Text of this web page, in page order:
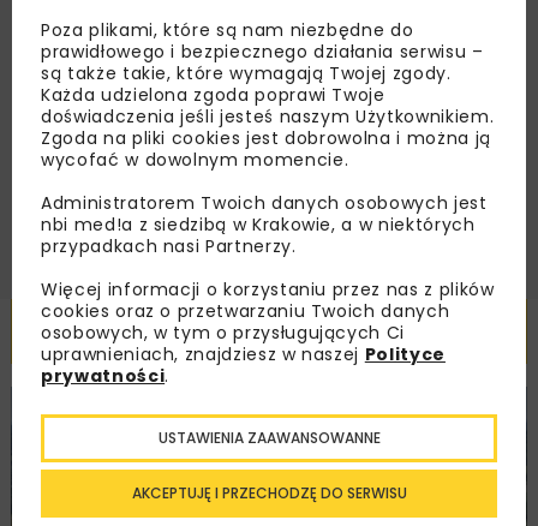
Zapoznałam/em się zPolityką Prywatnościi
Regulaminemoraz wyrażam zgodę na otrzymywanie na
podany przeze mnie adres e-mail korespondencji
handlowej w postaci newslettera.
ZAPISZ MNIE
Powiązane artykuły
KOLEJ WIADOMOŚCI INWESTYCJE
Poza plikami, które są nam niezbędne do
prawidłowego i bezpiecznego działania serwisu –
są także takie, które wymagają Twojej zgody.
Każda udzielona zgoda poprawi Twoje
doświadczenia jeśli jesteś naszym Użytkownikiem.
Zgoda na pliki cookies jest dobrowolna i można ją
wycofać w dowolnym momencie.
Administratorem Twoich danych osobowych jest
nbi med!a z siedzibą w Krakowie, a w niektórych
przypadkach nasi Partnerzy.
Więcej informacji o korzystaniu przez nas z plików
cookies oraz o przetwarzaniu Twoich danych
osobowych, w tym o przysługujących Ci
uprawnieniach, znajdziesz w naszej Polityce
prywatności.
AKCEPTUJĘ I PRZECHODZĘ DO SERWISU
USTAWIENIA ZAAWANSOWANNE